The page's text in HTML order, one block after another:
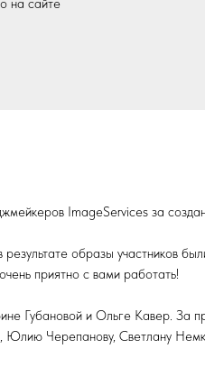
ImageServices за
образы участников
приятно с вами работать!
Губановой и Ольге Кавер. За
Юлию Черепанову, Светлану